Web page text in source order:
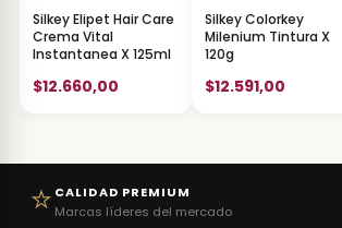
Silkey Elipet Hair Care
Crema Vital
Instantanea X 125ml
$12.660,00
Silkey Colorkey
Milenium Tintura X
120g
$12.591,00
CALIDAD PREMIUM
Marcas líderes del mercado